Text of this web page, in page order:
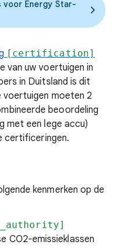
voor Energy Star-
[certification]
van uw voertuigen in
in Duitsland is dit
moeten 2
beoordeling
met een lege accu)
certificeringen.
kenmerken op de
CO2-emissieklassen